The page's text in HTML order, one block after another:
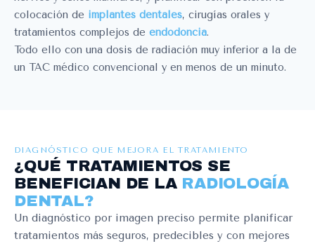
colocación de implantes dentales, cirugías orales y
tratamientos complejos de endodoncia.
Todo ello con una dosis de radiación muy inferior a la de
un TAC médico convencional y en menos de un minuto.
DIAGNÓSTICO QUE MEJORA EL TRATAMIENTO
¿QUÉ TRATAMIENTOS SE
BENEFICIAN DE LA RADIOLOGÍA
DENTAL?
Un diagnóstico por imagen preciso permite planificar
tratamientos más seguros, predecibles y con mejores